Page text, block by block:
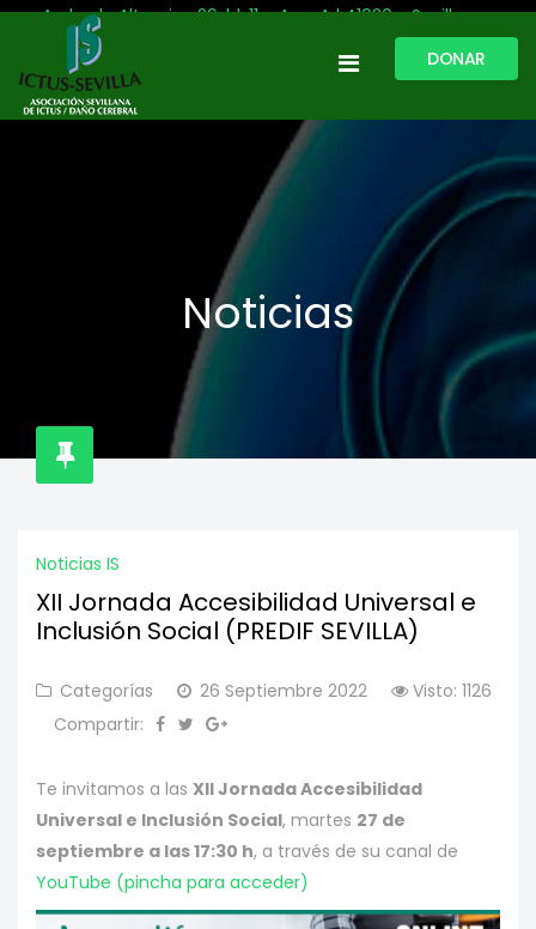
Avda. de Altamira, 29, bl. 11 – Acc. A | 41020 - Sevilla
954 513 999
ictussevilla@hotmail.com
DONAR
Noticias
Noticias IS
XII Jornada Accesibilidad Universal e
Inclusión Social (PREDIF SEVILLA)
Categorías 26 Septiembre 2022
Visto: 1126
Compartir:
Te invitamos a las XII Jornada Accesibilidad
Universal e Inclusión Social, martes 27 de
septiembre a las 17:30 h, a través de su canal de
YouTube (pincha para acceder)